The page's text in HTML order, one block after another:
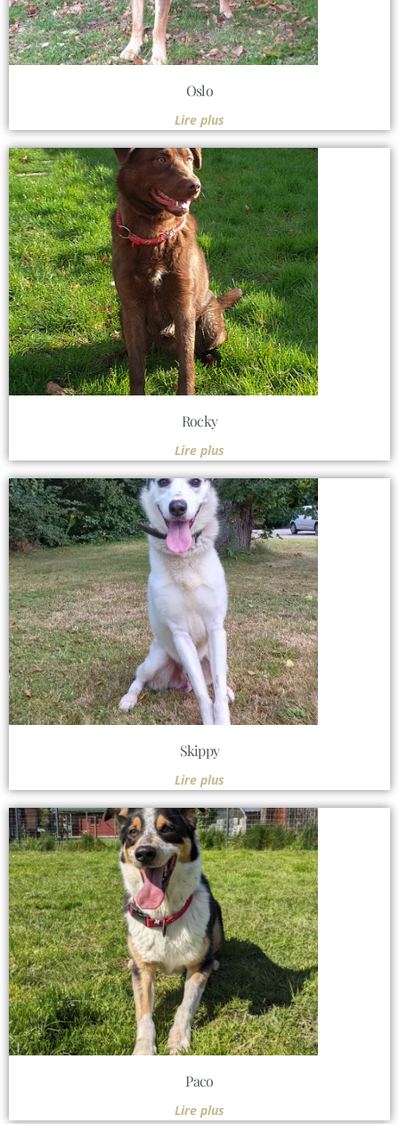
Oslo
Lire plus
Rocky
Lire plus
Skippy
Lire plus
Paco
Lire plus